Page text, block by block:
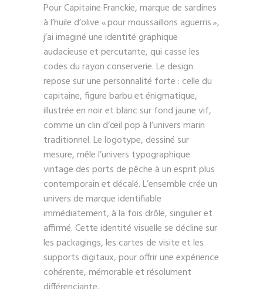
Pour Capitaine Franckie, marque de sardines
à l’huile d’olive « pour moussaillons aguerris »,
j’ai imaginé une identité graphique
audacieuse et percutante, qui casse les
codes du rayon conserverie. Le design
repose sur une personnalité forte : celle du
capitaine, figure barbu et énigmatique,
illustrée en noir et blanc sur fond jaune vif,
comme un clin d’œil pop à l’univers marin
traditionnel. Le logotype, dessiné sur
mesure, mêle l’univers typographique
vintage des ports de pêche à un esprit plus
contemporain et décalé. L’ensemble crée un
univers de marque identifiable
immédiatement, à la fois drôle, singulier et
affirmé. Cette identité visuelle se décline sur
les packagings, les cartes de visite et les
supports digitaux, pour offrir une expérience
cohérente, mémorable et résolument